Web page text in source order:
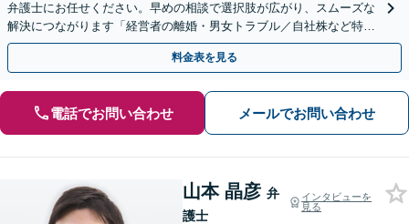
弁護士にお任せください。早めの相談で選択肢が広がり、スムーズな
解決につながります「経営者の離婚・男女トラブル／自社株など特有
の問題にもきめ細やかにサポート」【夜間相談可】
料金表を見る
電話でお問い合わせ メールでお問い合わせ
山本 晶彦 弁
護士
インタビューを
見る